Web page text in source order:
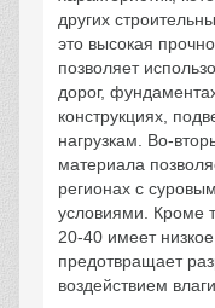
других
это высокая
позволяет
дорог,
конструкциях,
нагрузкам. Во-
материала
регионах с
условиями. Кроме
20-40 имеет
предотвращает
воздействием